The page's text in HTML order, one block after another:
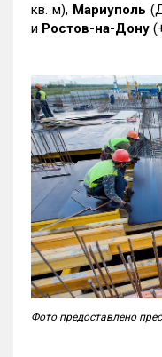
кв. м), Мариуполь
и Ростов-на-Дону
Фото предоставлено